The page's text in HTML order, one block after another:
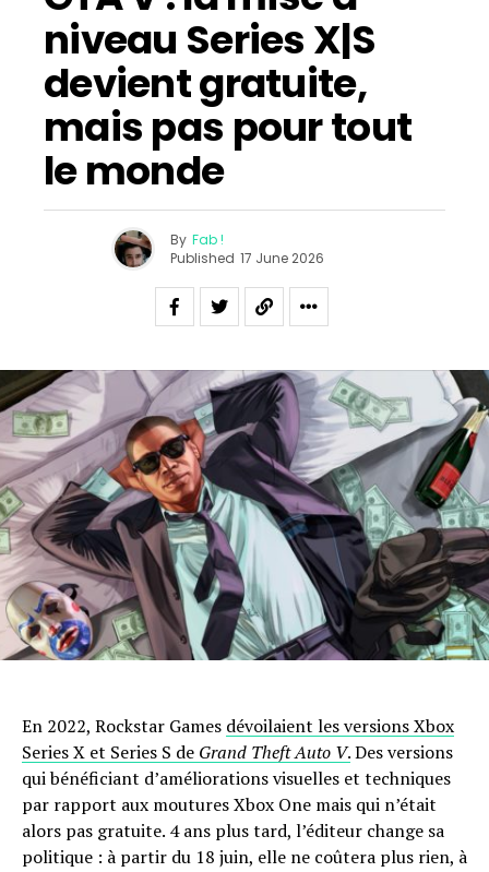
niveau Series X|S
devient gratuite,
mais pas pour tout
le monde
By Fab !
Published 17 June 2026
En 2022, Rockstar Games dévoilaient les versions Xbox
Series X et Series S de Grand Theft Auto V.Des versions
qui bénéficiant d’améliorations visuelles et techniques
par rapport aux moutures Xbox One mais qui n’était
alors pas gratuite. 4 ans plus tard, l’éditeur change sa
politique : à partir du 18 juin, elle ne coûtera plus rien, à